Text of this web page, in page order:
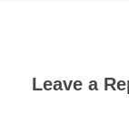
Leave a